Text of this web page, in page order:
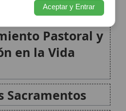
2025 •
QR•Instalar aplicación
(España)